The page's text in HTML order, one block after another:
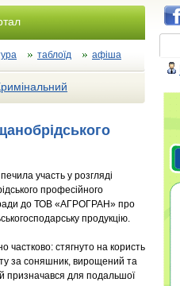
таблоїд афіша
участь у розгляді
професійного
ради до ТОВ «АГРОГРАН» про
продукцію.
частково: стягнуто на користь
за соняшник, вирощений та
призначався для подальшої